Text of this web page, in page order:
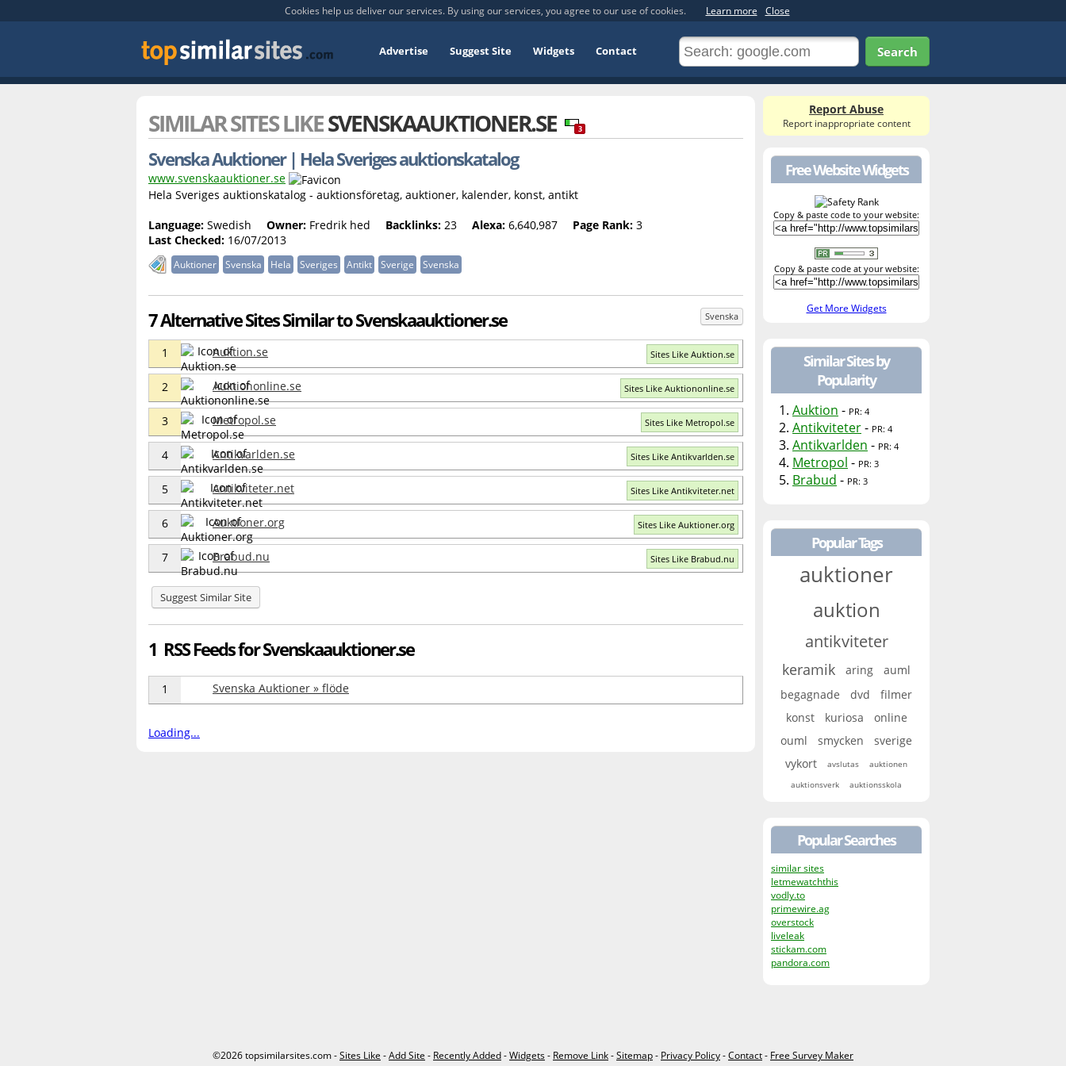
Cookies help us deliver our services. By using our services, you agree to our use of cookies. Learn more Close
Advertise Suggest Site Widgets Contact Search
SIMILAR SITES LIKESVENSKAAUKTIONER.SE 3
Svenska Auktioner | Hela Sveriges auktionskatalog
www.svenskaauktioner.se
Hela Sveriges auktionskatalog - auktionsföretag, auktioner, kalender, konst, antikt
Language: Swedish Owner: Fredrik hed Backlinks: 23 Alexa: 6,640,987 Page Rank: 3
Last Checked: 16/07/2013
Auktioner Svenska Hela Sveriges Antikt Sverige Svenska
7 Alternative Sites Similar to Svenskaauktioner.se Svenska
1 Auktion.se Sites Like Auktion.se
2 Auktiononline.se Sites Like Auktiononline.se
3 Metropol.se Sites Like Metropol.se
4 Antikvarlden.se Sites Like Antikvarlden.se
5 Antikviteter.net Sites Like Antikviteter.net
6 Auktioner.org Sites Like Auktioner.org
7 Brabud.nu Sites Like Brabud.nu
Suggest Similar Site
1 RSS Feeds for Svenskaauktioner.se
1 Svenska Auktioner » flöde
Loading...
Report Abuse
Report inappropriate content
Free Website Widgets
Copy & paste code to your website:
Copy & paste code at your website:
Get More Widgets
Similar Sites by
Popularity
1. Auktion - PR: 4
2. Antikviteter- PR: 4
3. Antikvarlden - PR: 4
4. Metropol - PR: 3
5. Brabud - PR: 3
Popular Tags
auktioner
auktion
antikviteter
keramik aring
auml
begagnade
dvd
filmer
konst
kuriosa
online
ouml
smycken
sverige
vykort
avslutas
auktionen
auktionsverk
auktionsskola
Popular Searches
similar sites
letmewatchthis
vodly.to
primewire.ag
overstock
liveleak
stickam.com
pandora.com
©2026 topsimilarsites.com -Sites Like -Add Site - Recently Added-Widgets- Remove Link-Sitemap- Privacy Policy-Contact- Free Survey Maker